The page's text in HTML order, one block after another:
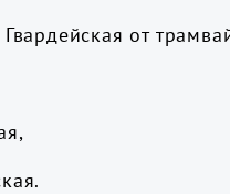
Гвардейская от